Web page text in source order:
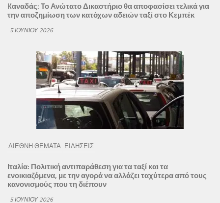
Kαναδάς: Το Ανώτατο Δικαστήριο θα αποφασίσει τελικά για
την αποζημίωση των κατόχων αδειών ταξί στο Κεμπέκ
5 ΙΟΥΝΊΟΥ 2026
ΔΙΕΘΝΗ ΘΕΜΑΤΑ ΕΙΔΗΣΕΙΣ
Ιταλία: Πολιτική αντιπαράθεση για τα ταξί και τα
ενοικιαζόμενα, με την αγορά να αλλάζει ταχύτερα από τους
κανονισμούς που τη διέπουν
5 ΙΟΥΝΊΟΥ 2026